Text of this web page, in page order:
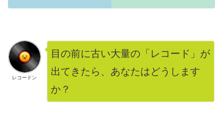
レコードン
目の前に古い大量の「レコード」が
出てきたら、あなたはどうします
か？